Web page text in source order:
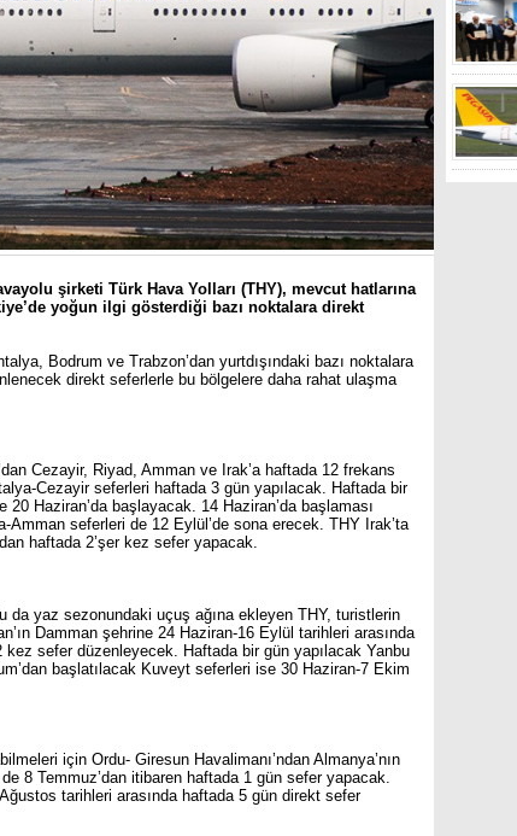
şirketi Türk Hava Yolları (THY), mevcut hatlarına
yoğun ilgi gösterdiği bazı noktalara direkt
Bodrum ve Trabzon’dan yurtdışındaki bazı noktalara
direkt seferlerle bu bölgelere daha rahat ulaşma
Cezayir, Riyad, Amman ve Irak’a haftada 12 frekans
Cezayir seferleri haftada 3 gün yapılacak. Haftada bir
Haziran’da başlayacak. 14 Haziran’da başlaması
seferleri de 12 Eylül’de sona erecek. THY Irak’ta
haftada 2’şer kez sefer yapacak.
da yaz sezonundaki uçuş ağına ekleyen THY, turistlerin
Damman şehrine 24 Haziran-16 Eylül tarihleri arasında
sefer düzenleyecek. Haftada bir gün yapılacak Yanbu
başlatılacak Kuveyt seferleri ise 30 Haziran-7 Ekim
için Ordu- Giresun Havalimanı’ndan Almanya’nın
8 Temmuz’dan itibaren haftada 1 gün sefer yapacak.
tarihleri arasında haftada 5 gün direkt sefer